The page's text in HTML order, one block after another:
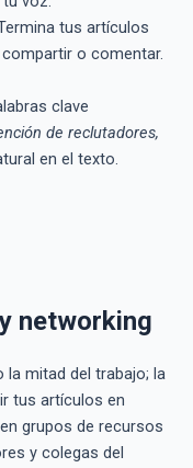
tus artículos
o comentar.
clave
de reclutadores,
en el texto.
networking
la mitad del trabajo; la
tus artículos en
grupos de recursos
y colegas del